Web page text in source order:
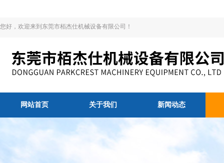
您好，欢迎来到东莞市栢杰仕机械设备有限公司！
网站首页 关于我们 新闻动态